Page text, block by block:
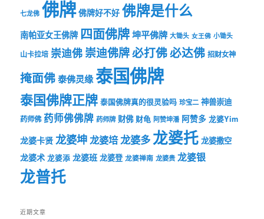
七龙佛 佛牌 佛牌好不好 佛牌是什么
南帕亚女王佛牌 四面佛牌坤平佛牌 大锄头 女王佛 小锄头
山卡拉培 崇迪佛崇迪佛牌必打佛必达佛 招财女神
掩面佛泰佛灵缘泰国佛牌
泰国佛牌正牌 泰国佛牌真的很灵验吗 珍宝二 神兽崇迪
药师佛 药师佛佛牌 药师牌 财佛 财龟 阿赞坤潘 阿赞多 龙婆Yim
龙婆卡贤 龙婆坤龙婆培龙婆多龙婆托 龙婆撒空
龙婆术 龙婆添 龙婆班 龙婆登 龙婆禅南 龙婆贵 龙婆银
龙普托
近期文章